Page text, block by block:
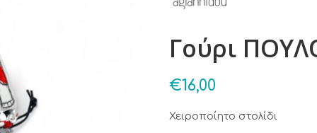
Γούρι
€16,00
Χειροποίητο στολίδι